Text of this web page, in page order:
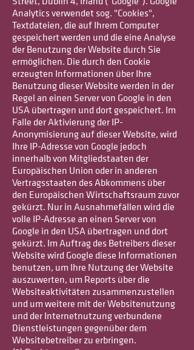
Analytics verwendet sog. "Cookies",
Textdateien, die auf Ihrem Computer
gespeichert werden und die eine Analyse
der Benutzung der Website durch Sie
ermöglichen. Die durch den Cookie
erzeugten Informationen über Ihre
Benutzung dieser Website werden in der
Regel an einen Server von Google in den
USA übertragen und dort gespeichert. Im
Falle der Aktivierung der IP-
Anonymisierung auf dieser Website, wird
Ihre IP-Adresse von Google jedoch
innerhalb von Mitgliedstaaten der
Europäischen Union oder in anderen
Vertragsstaaten des Abkommens über
den Europäischen Wirtschaftsraum zuvor
gekürzt. Nur in Ausnahmefällen wird die
volle IP-Adresse an einen Server von
Google in den USA übertragen und dort
gekürzt. Im Auftrag des Betreibers dieser
Website wird Google diese Informationen
benutzen, um Ihre Nutzung der Website
auszuwerten, um Reports über die
Websiteaktivitäten zusammenzustellen
und um weitere mit der Websitenutzung
und der Internetnutzung verbundene
Dienstleistungen gegenüber dem
Websitebetreiber zu erbringen.